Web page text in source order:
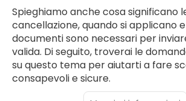
Spieghiamo anche cosa significano
cancellazione, quando si applicano
documenti sono necessari per
valida. Di seguito, troverai le
su questo tema per aiutarti a fare
consapevoli e sicure.